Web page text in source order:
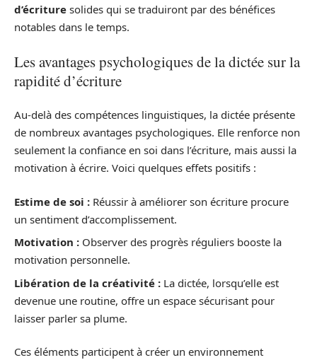
d’écriture solides qui se traduiront par des bénéfices
notables dans le temps.
Les avantages psychologiques de la dictée sur la
rapidité d’écriture
Au-delà des compétences linguistiques, la dictée présente
de nombreux avantages psychologiques. Elle renforce non
seulement la confiance en soi dans l’écriture, mais aussi la
motivation à écrire. Voici quelques effets positifs :
Estime de soi : Réussir à améliorer son écriture procure
un sentiment d’accomplissement.
Motivation : Observer des progrès réguliers booste la
motivation personnelle.
Libération de la créativité : La dictée, lorsqu’elle est
devenue une routine, offre un espace sécurisant pour
laisser parler sa plume.
Ces éléments participent à créer un environnement